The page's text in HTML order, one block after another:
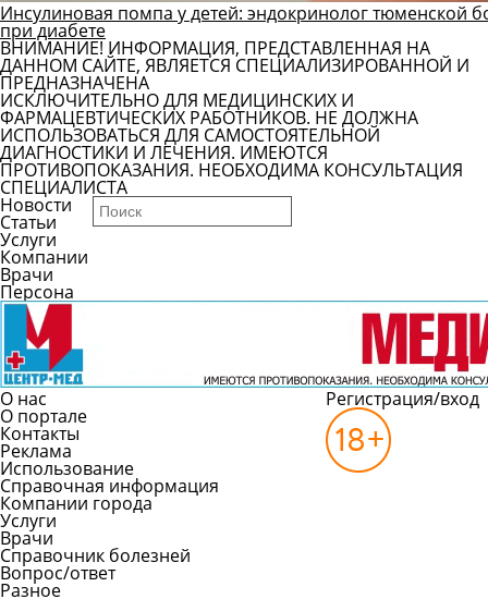
Инсулиновая помпа у детей: эндокринолог тюменской
при диабете
ВНИМАНИЕ! ИНФОРМАЦИЯ, ПРЕДСТАВЛЕННАЯ НА
ДАННОМ САЙТЕ, ЯВЛЯЕТСЯ СПЕЦИАЛИЗИРОВАННОЙ И
ПРЕДНАЗНАЧЕНА
ИСКЛЮЧИТЕЛЬНО ДЛЯ МЕДИЦИНСКИХ И
ФАРМАЦЕВТИЧЕСКИХ РАБОТНИКОВ. НЕ ДОЛЖНА
ИСПОЛЬЗОВАТЬСЯ ДЛЯ САМОСТОЯТЕЛЬНОЙ
ДИАГНОСТИКИ И ЛЕЧЕНИЯ. ИМЕЮТСЯ
ПРОТИВОПОКАЗАНИЯ. НЕОБХОДИМА КОНСУЛЬТАЦИЯ
СПЕЦИАЛИСТА
Новости
Статьи
Услуги
Компании
Врачи
Персона
О нас
О портале
Контакты
Реклама
Использование
Справочная информация
Компании города
Услуги
Врачи
Справочник болезней
Вопрос/ответ
Разное
Регистрация/вход